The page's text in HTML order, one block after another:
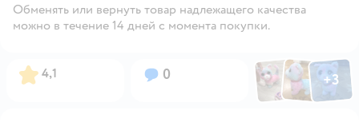
Обменять или вернуть товар надлежащего качества
можно в течение 14 дней с момента покупки.
Рейтинг:
4,1 Вопросов:
0 ФотоФотоФото
+3
Открыть